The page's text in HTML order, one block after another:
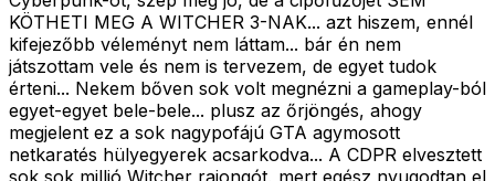
KÖTHETI MEG A WITCHER 3-NAK... azt hiszem, ennél
kifejezőbb véleményt nem láttam... bár én nem
játszottam vele és nem is tervezem, de egyet tudok
érteni... Nekem bőven sok volt megnézni a gameplay-ból
egyet-egyet bele-bele... plusz az őrjöngés, ahogy
megjelent ez a sok nagypofájú GTA agymosott
netkaratés hülyegyerek acsarkodva... A CDPR elvesztett